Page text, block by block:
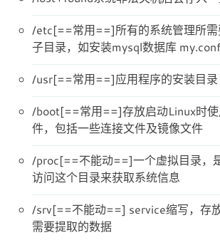
/etc[==常用==]所有的系统管理所需
子目录，如安装mysql数据库 my.conf
/usr[==常用==]应用程序的安装目录
/boot[==常用==]存放启动Linux时
件，包括一些连接文件及镜像文件
/proc[==不能动==]一个虚拟目录，
访问这个目录来获取系统信息
/srv[==不能动==] service缩写，存
需要提取的数据